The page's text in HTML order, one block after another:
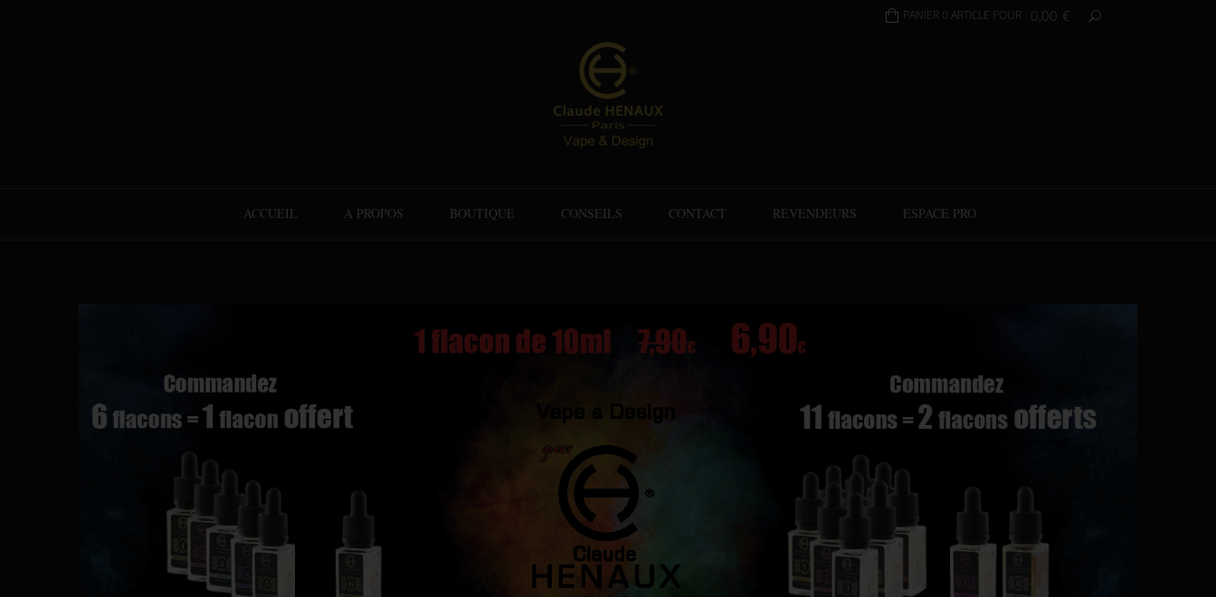
PANIER 0 ARTICLE POUR 0,00 €
ACCUEIL À PROPOS BOUTIQUE CONSEILS CONTACT REVENDEURS ESPACE PRO